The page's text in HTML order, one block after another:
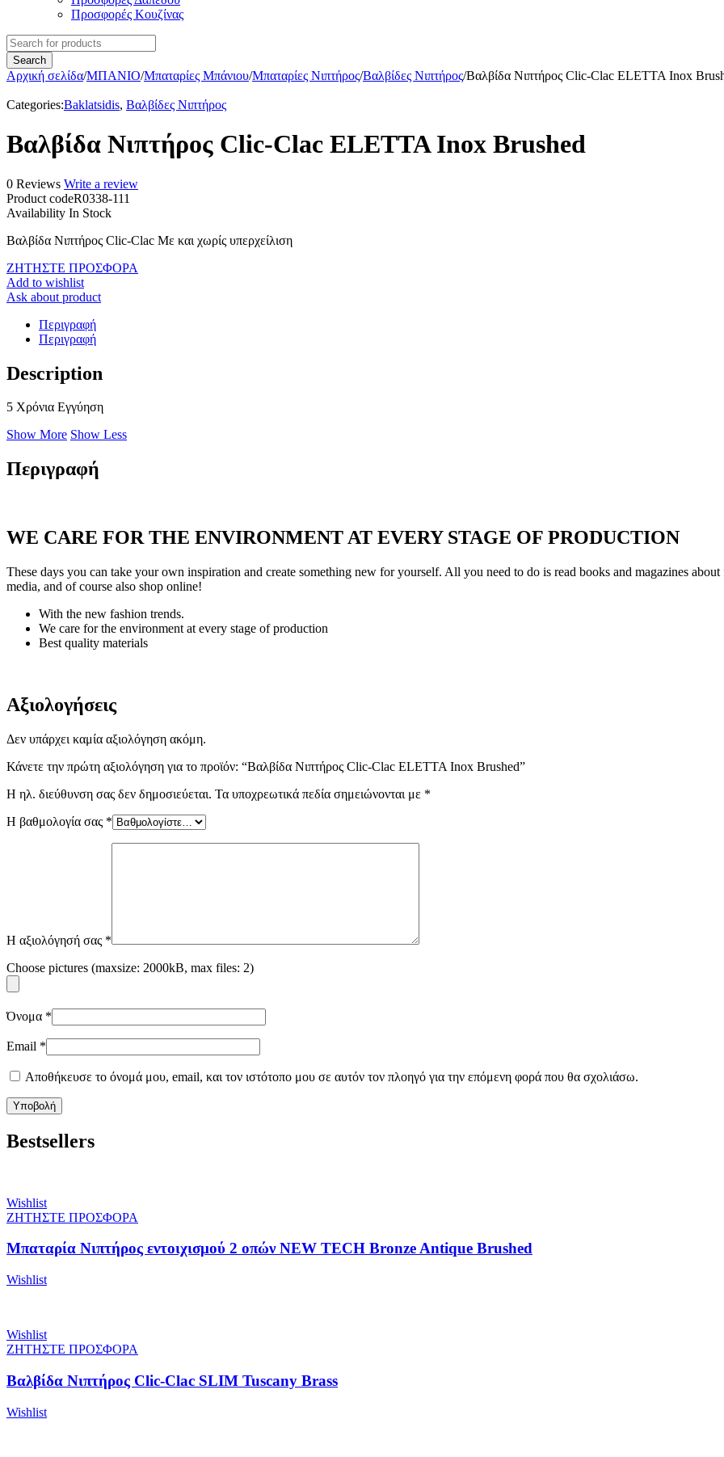
Προσφορές Κουζίνας
Αρχική σελίδα/ΜΠΑΝΙΟ/Μπαταρίες Μπάνιου/Μπαταρίες Νιπτήρος/Βαλβίδες Νιπτήρος/Βαλβίδα Νιπτήρος Clic-Clac ELETTA Inox
Categories:Baklatsidis, Βαλβίδες Νιπτήρος
Βαλβίδα Νιπτήρος Clic-Clac ELETTA Inox Brushed
0 Reviews Write a review
Product codeR0338-111
Availability In Stock
Βαλβίδα Νιπτήρος Clic-Clac Με και χωρίς υπερχείλιση
ΖΗΤΗΣΤΕ ΠΡΟΣΦΟΡΑ
Add to wishlist
Ask about product
Περιγραφή
Περιγραφή
Description
5 Χρόνια Εγγύηση
Show More Show Less
Περιγραφή
WE CARE FOR THE ENVIRONMENT AT EVERY STAGE OF PRODUCTION
These days you can take your own inspiration and create something new for yourself. All you need to do is read books and magazines
media, and of course also shop online!
With the new fashion trends.
We care for the environment at every stage of production
Best quality materials
Αξιολογήσεις
Δεν υπάρχει καμία αξιολόγηση ακόμη.
Κάνετε την πρώτη αξιολόγηση για το προϊόν: “Βαλβίδα Νιπτήρος Clic-Clac ELETTA Inox Brushed”
Η ηλ. διεύθυνση σας δεν δημοσιεύεται. Τα υποχρεωτικά πεδία σημειώνονται με *
Η βαθμολογία σας *
Η αξιολόγησή σας *
Choose pictures (maxsize: 2000kB, max files: 2)
Όνομα *
Email *
Αποθήκευσε το όνομά μου, email, και τον ιστότοπο μου σε αυτόν τον πλοηγό για την επόμενη φορά που θα σχολιάσω.
Bestsellers
Wishlist
ΖΗΤΗΣΤΕ ΠΡΟΣΦΟΡΑ
Μπαταρία Νιπτήρος εντοιχισμού 2 οπών NEW TECH Bronze Antique Brushed
Wishlist
Wishlist
ΖΗΤΗΣΤΕ ΠΡΟΣΦΟΡΑ
Βαλβίδα Νιπτήρος Clic-Clac SLIM Tuscany Brass
Wishlist